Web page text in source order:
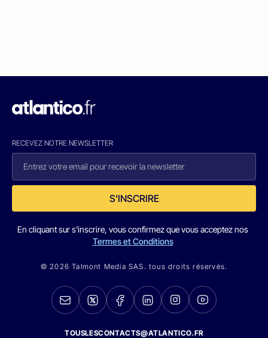
RECEVEZ NOTRE NEWSLETTER
S'INSCRIRE
En cliquant sur s'inscrire, vous confirmez que vous acceptez nos
Termes et Conditions
© 2026 Talmont Media SAS. tous droits réservés.
TOUSLESCONTACTS@ATLANTICO.FR